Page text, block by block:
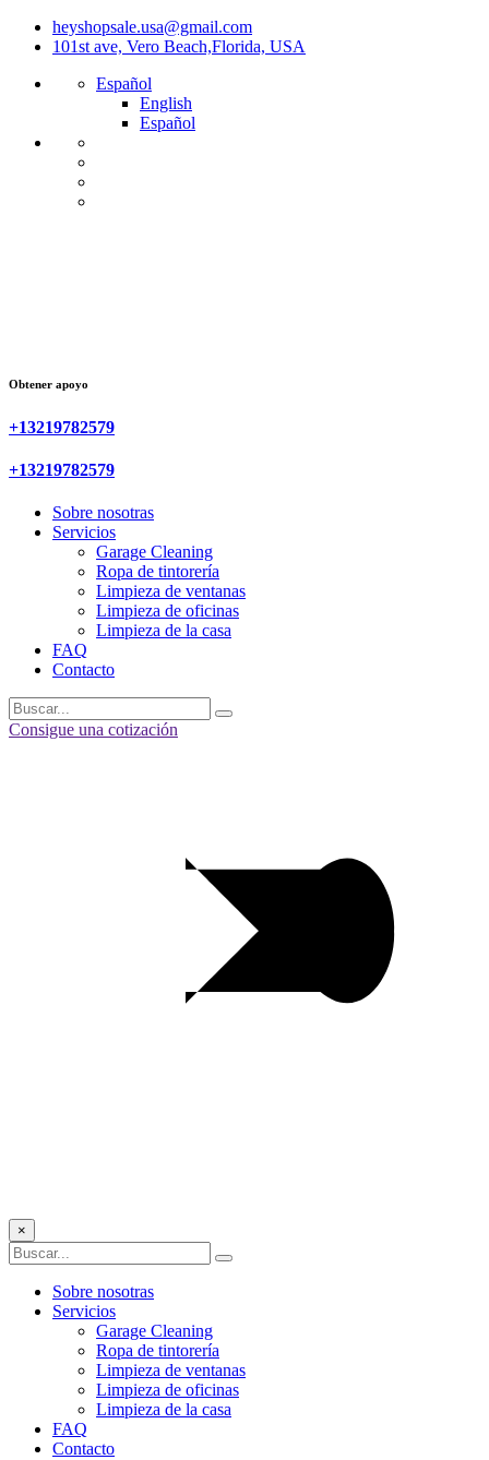
heyshopsale.usa@gmail.com
101st ave, Vero Beach,Florida, USA
Español
English
Español
Obtener apoyo
+13219782579
+13219782579
Sobre nosotras
Servicios
Garage Cleaning
Ropa de tintorería
Limpieza de ventanas
Limpieza de oficinas
Limpieza de la casa
FAQ
Contacto
Consigue una cotización
×
Sobre nosotras
Servicios
Garage Cleaning
Ropa de tintorería
Limpieza de ventanas
Limpieza de oficinas
Limpieza de la casa
FAQ
Contacto